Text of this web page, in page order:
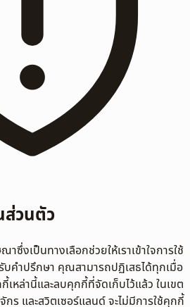
ส่วนตัว
าซึ่งเป็นทางเลือกช่วยให้เราเข้าใจการใช้
บคำปรึกษา คุณสามารถปฏิเสธได้ทุกเมื่อ
เหล่านี้และลบคุกกี้ที่จัดเก็บไว้แล้ว ในเขต
ร และสวิตเซอร์แลนด์ จะไม่มีการใช้คุกกี้